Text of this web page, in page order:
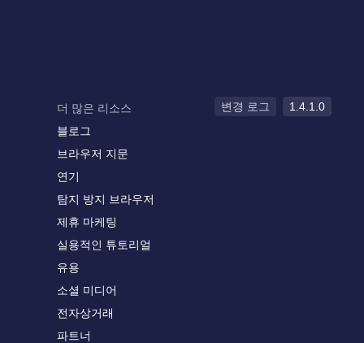
더 많은 리소스
블로그
브라우저 지문
연기
탐지 방지 브라우저
제휴 마케팅
실용적인 튜토리얼
유용
소셜 미디어
전자상거래
파트너
변경 로그 1.4.1.0